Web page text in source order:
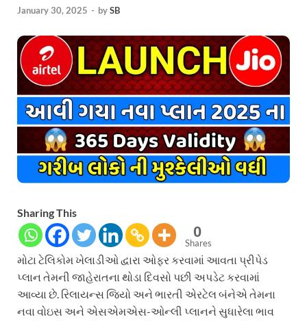
January 30, 2025 - bySB
Sharing This
0
Shares
મોટા ટેલિકોમ ખેલાડીઓ દ્વારા ઓફર કરવામાં આવતા પ્રીપેડ
પ્લાન તેમની જાહેરાતના થોડા દિવસો પછી અપડેટ કરવામાં
આવ્યા છે. રિલાયન્સ જિયો અને ભારતી એરટેલ બંનેએ તેમના
નવા વોઇસ અને એસએમએસ-ઓન્લી પ્લાનને સુધારેલા ભાવ